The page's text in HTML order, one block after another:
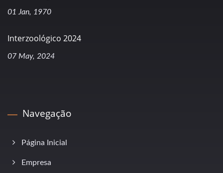
01 Jan, 1970
Interzoológico 2024
07 May, 2024
Navegação
Página Inicial
Empresa